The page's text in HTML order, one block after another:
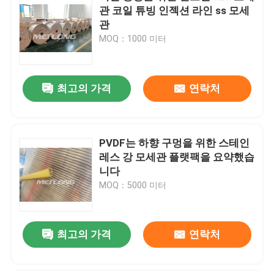
관 코일 튜빙 인젝션 라인 ss 모세
관
MOQ：1000 미터
최고의 가격 연락처
PVDF는 하향 구멍을 위한 스테인
레스 강 모세관 플랫팩을 요약했습
니다
MOQ：5000 미터
최고의 가격 연락처